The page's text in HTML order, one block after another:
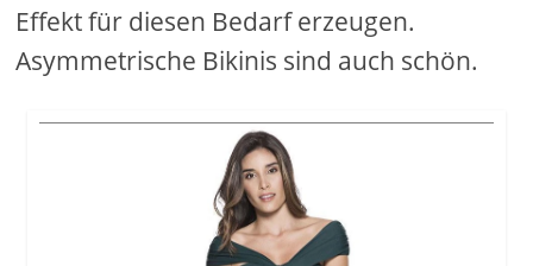
Effekt für diesen Bedarf erzeugen.
Asymmetrische Bikinis sind auch schön.